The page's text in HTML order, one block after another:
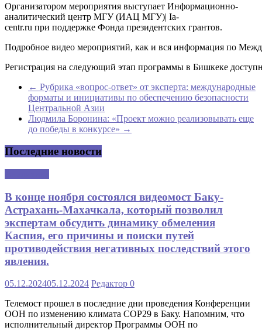
Организатором мероприятия выступает Информационно-
аналитический центр МГУ (ИАЦ МГУ)| Ia-
centr.ru при поддержке Фонда президентских грантов.
Подробное видео мероприятий, как и вся информация по
Регистрация на следующий этап программы в Бишкеке
← Рубрика «вопрос-ответ» от эксперта: международные
форматы и инициативы по обеспечению безопасности
Центральной Азии
Людмила Боронина: «Проект можно реализовывать еще
до победы в конкурсе» →
Последние новости
В конце ноября состоялся видеомост Баку-
Астрахань-Махачкала, который позволил
экспертам обсудить динамику обмеления
Каспия, его причины и поиски путей
противодействия негативных последствий этого
явления.
05.12.202405.12.2024 Редактор 0
Телемост прошел в последние дни проведения Конференции
ООН по изменению климата COP29 в Баку. Напомним, что
исполнительный директор Программы ООН по